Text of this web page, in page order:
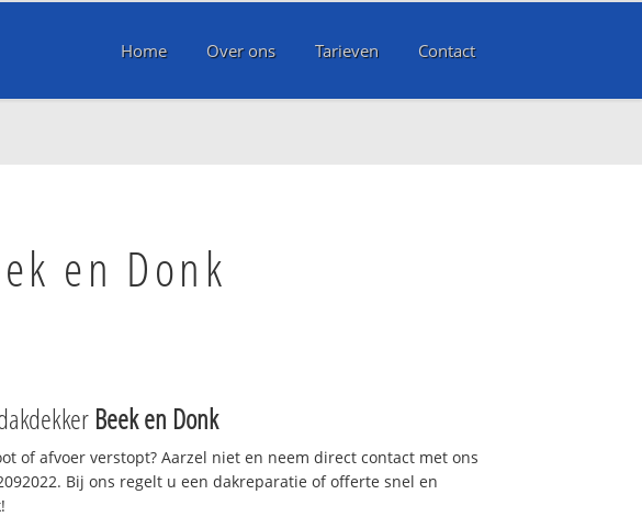
Home Over ons Tarieven Contact
en Donk
Beek en Donk
of afvoer verstopt? Aarzel niet en neem direct contact met ons
Bij ons regelt u een dakreparatie of offerte snel en